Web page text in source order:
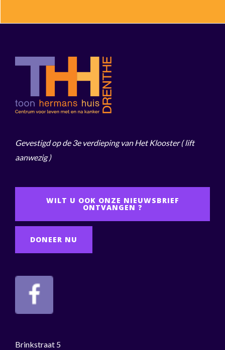
Gevestigd op de 3e verdieping van Het Klooster ( lift
aanwezig )
WILT U OOK ONZE NIEUWSBRIEF
ONTVANGEN ?
DONEER NU
Brinkstraat 5